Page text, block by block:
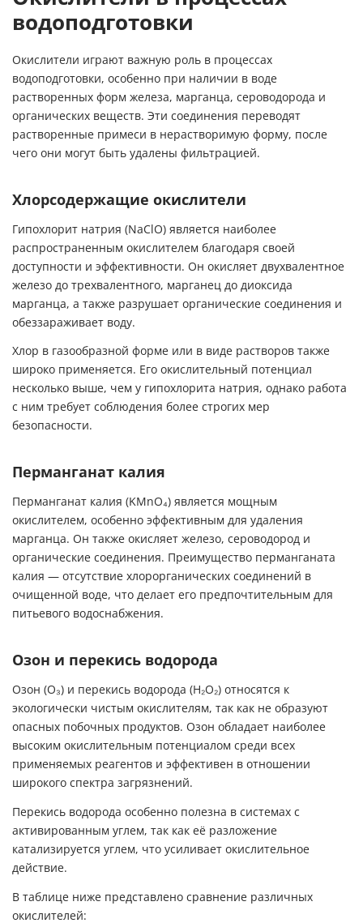
водоподготовки
Окислители играют важную роль в процессах
водоподготовки, особенно при наличии в воде
растворенных форм железа, марганца, сероводорода и
органических веществ. Эти соединения переводят
растворенные примеси в нерастворимую форму, после
чего они могут быть удалены фильтрацией.
Хлорсодержащие окислители
Гипохлорит натрия (NaClO) является наиболее
распространенным окислителем благодаря своей
доступности и эффективности. Он окисляет двухвалентное
железо до трехвалентного, марганец до диоксида
марганца, а также разрушает органические соединения и
обеззараживает воду.
Хлор в газообразной форме или в виде растворов также
широко применяется. Его окислительный потенциал
несколько выше, чем у гипохлорита натрия, однако работа
с ним требует соблюдения более строгих мер
безопасности.
Перманганат калия
Перманганат калия (KMnO₄) является мощным
окислителем, особенно эффективным для удаления
марганца. Он также окисляет железо, сероводород и
органические соединения. Преимущество перманганата
калия — отсутствие хлорорганических соединений в
очищенной воде, что делает его предпочтительным для
питьевого водоснабжения.
Озон и перекись водорода
Озон (O₃) и перекись водорода (H₂O₂) относятся к
экологически чистым окислителям, так как не образуют
опасных побочных продуктов. Озон обладает наиболее
высоким окислительным потенциалом среди всех
применяемых реагентов и эффективен в отношении
широкого спектра загрязнений.
Перекись водорода особенно полезна в системах с
активированным углем, так как её разложение
катализируется углем, что усиливает окислительное
действие.
В таблице ниже представлено сравнение различных
окислителей: